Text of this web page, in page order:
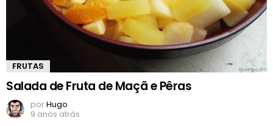
FRUTAS
Salada de Fruta de Maçã e Pêras
porHugo
9 anos atrás